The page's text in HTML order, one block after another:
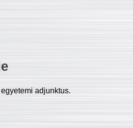
egyetemi adjunktus.